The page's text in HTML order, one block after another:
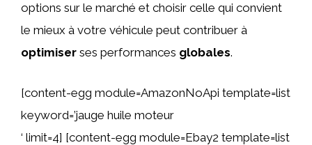
options sur le marché et choisir celle qui convient
le mieux à votre véhicule peut contribuer à
optimiser ses performances globales.
[content-egg module=AmazonNoApi template=list
keyword=’jauge huile moteur
‘ limit=4] [content-egg module=Ebay2 template=list